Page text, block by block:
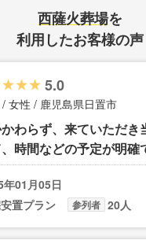
西薩火葬場を
利用したお客様の声
5.0
60代 / 女性 / 鹿児島県日置市
わらず、来ていただき
時間などの予定が明確
、体の扱いがとても大
感謝しています。 不明
われ安心しました。
年01月05日
置プラン 参列者 20人